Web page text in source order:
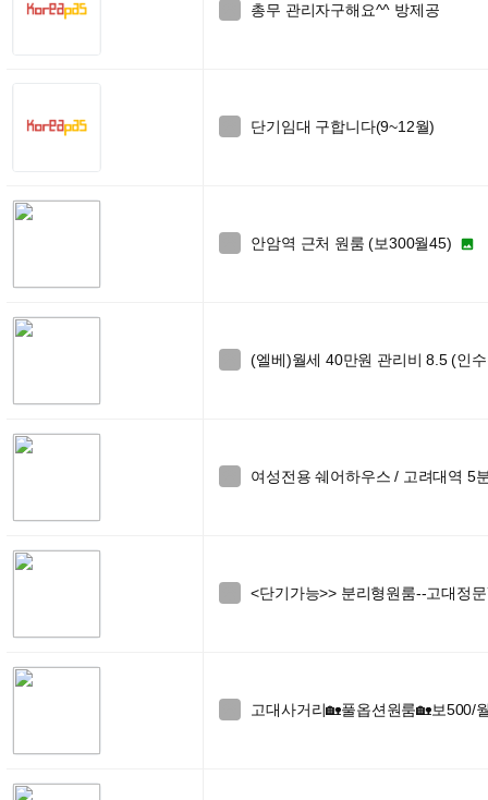
총무 관리자구해요^^ 방제공
단기임대 구합니다(9~12월)
안암역 근처 원룸 (보300월45) 
(엘베)월세 40만원 관리비 8.5 (인
여성전용 쉐어하우스 / 고려대역 5
<단기가능>> 분리형원룸--고대정
고대사거리🏡풀옵션원룸🏡보500/